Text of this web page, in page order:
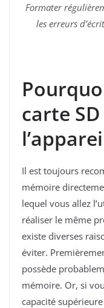
Formater
les erreurs
carte
Il est toujours
mémoire
lequel vous allez
réaliser le même
existe diverses
éviter.
possède
mémoire. Or, si
capacité